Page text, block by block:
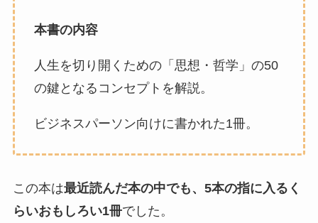
本書の内容
人生を切り開くための「思想・哲学」の50
の鍵となるコンセプトを解説。
ビジネスパーソン向けに書かれた1冊。
この本は最近読んだ本の中でも、5本の指に入るく
らいおもしろい1冊でした。